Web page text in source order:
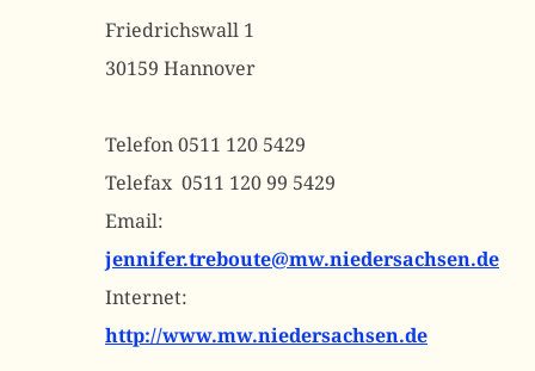
Friedrichswall 1
30159 Hannover
Telefon 0511 120 5429
Telefax 0511 120 99 5429
Email:
jennifer.treboute@mw.niedersachsen.de
Internet:
http://www.mw.niedersachsen.de